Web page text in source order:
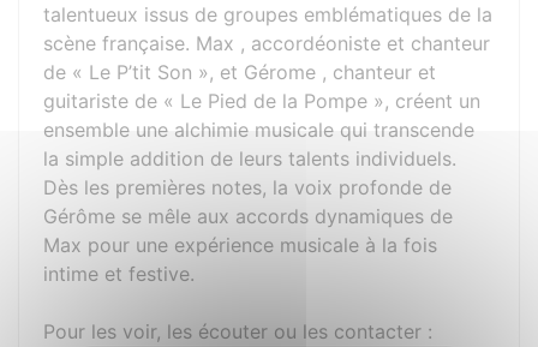
talentueux issus de groupes emblématiques de la
scène française. Max , accordéoniste et chanteur
de « Le P’tit Son », et Gérome , chanteur et
guitariste de « Le Pied de la Pompe », créent un
ensemble une alchimie musicale qui transcende
la simple addition de leurs talents individuels.
Dès les premières notes, la voix profonde de
Gérôme se mêle aux accords dynamiques de
Max pour une expérience musicale à la fois
intime et festive.
Pour les voir, les écouter ou les contacter :